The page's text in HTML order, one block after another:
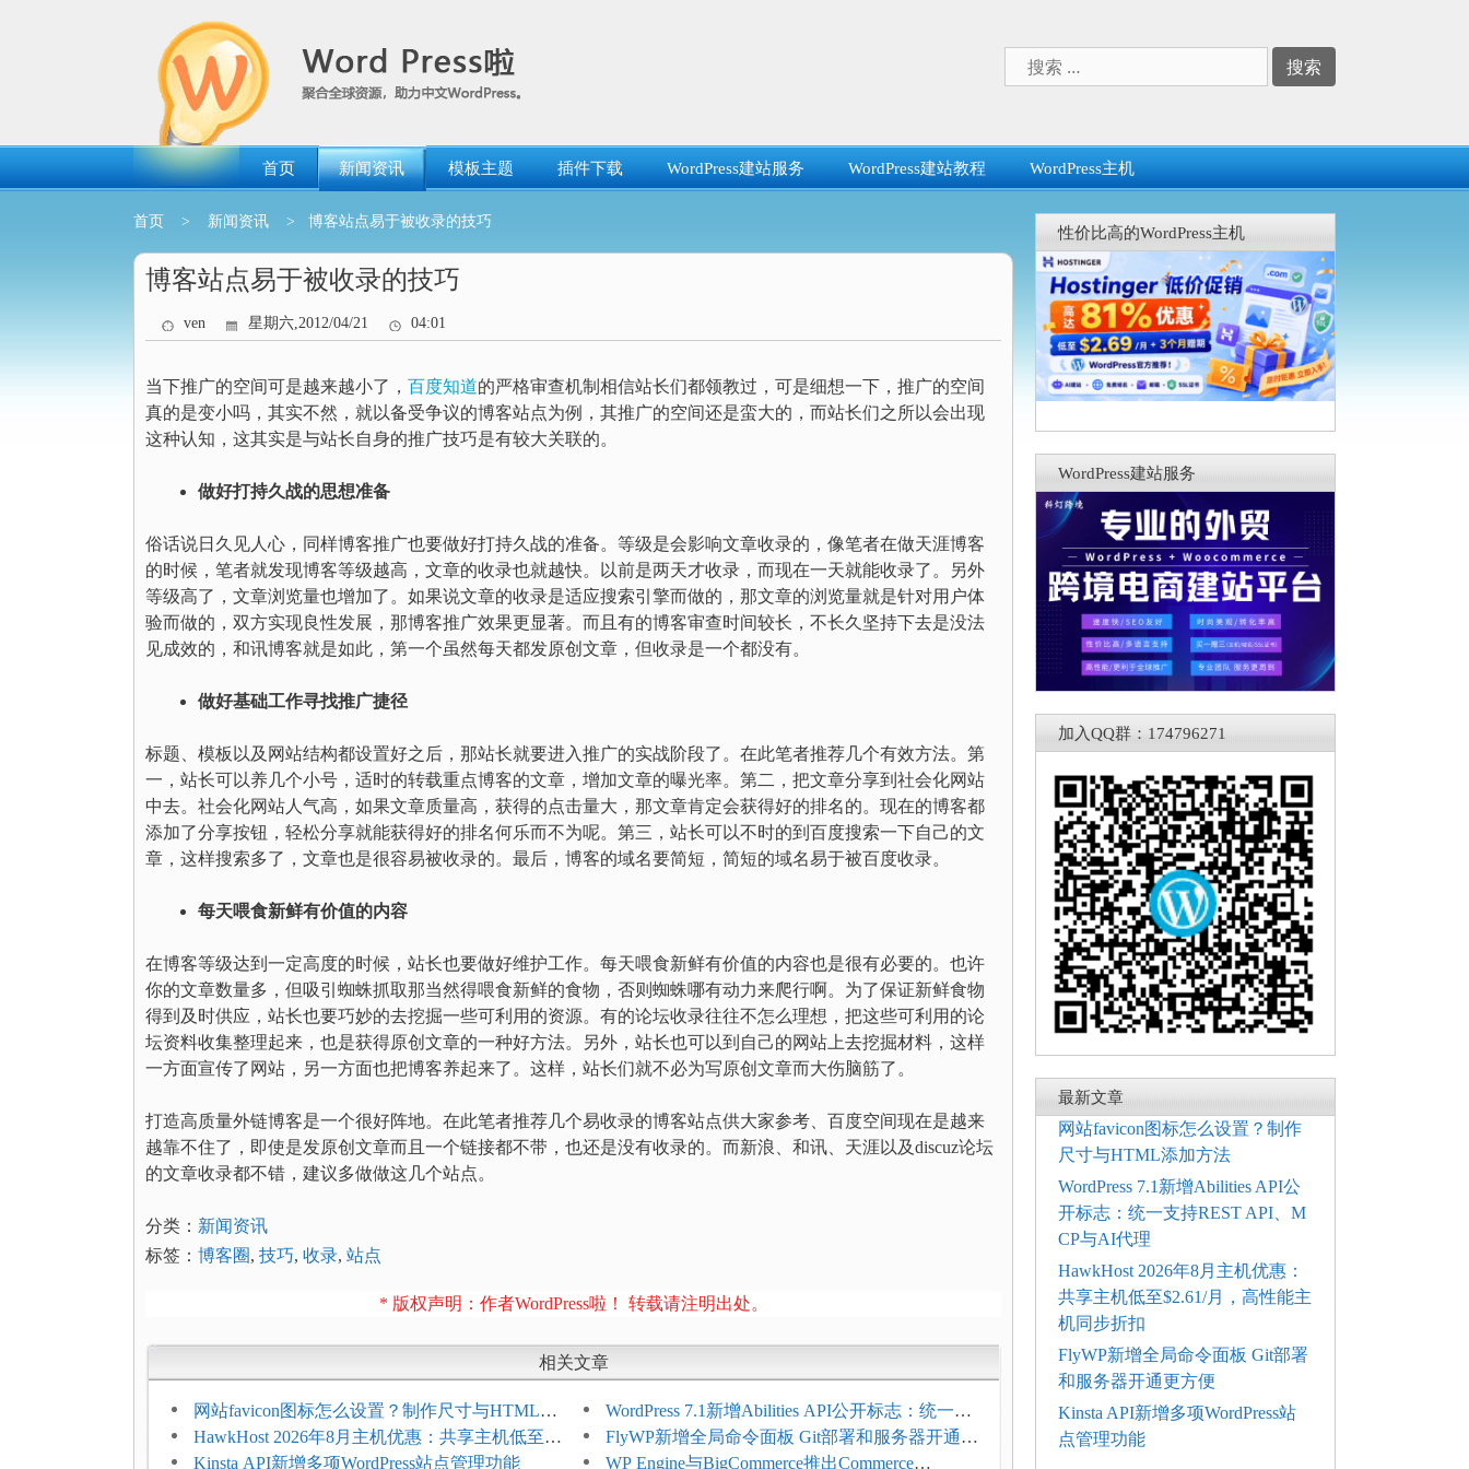
索：
首页 新闻资讯 模板主题 插件下载 WordPress建站服务 WordPress建站教程 WordPress主机
首页 > 新闻资讯 > 博客站点易于被收录的技巧
博客站点易于被收录的技巧
ven 星期六,2012/04/21 04:01
当下推广的空间可是越来越小了， 百度知道的严格审查机制相信站长们都领教过，可是细想一下，推广的空间
真的是变小吗，其实不然，就以备受争议的博客站点为例，其推广的空间还是蛮大的，而站长们之所以会出现
这种认知，这其实是与站长自身的推广技巧是有较大关联的。
做好打持久战的思想准备
俗话说日久见人心，同样博客推广也要做好打持久战的准备。等级是会影响文章收录的，像笔者在做天涯博客
的时候，笔者就发现博客等级越高，文章的收录也就越快。以前是两天才收录，而现在一天就能收录了。另外
等级高了，文章浏览量也增加了。如果说文章的收录是适应搜索引擎而做的，那文章的浏览量就是针对用户体
验而做的，双方实现良性发展，那博客推广效果更显著。而且有的博客审查时间较长，不长久坚持下去是没法
见成效的，和讯博客就是如此，第一个虽然每天都发原创文章，但收录是一个都没有。
做好基础工作寻找推广捷径
标题、模板以及网站结构都设置好之后，那站长就要进入推广的实战阶段了。在此笔者推荐几个有效方法。第
一，站长可以养几个小号，适时的转载重点博客的文章，增加文章的曝光率。第二，把文章分享到社会化网站
中去。社会化网站人气高，如果文章质量高，获得的点击量大，那文章肯定会获得好的排名的。现在的博客都
添加了分享按钮，轻松分享就能获得好的排名何乐而不为呢。第三，站长可以不时的到百度搜索一下自己的文
章，这样搜索多了，文章也是很容易被收录的。最后，博客的域名要简短，简短的域名易于被百度收录。
每天喂食新鲜有价值的内容
在博客等级达到一定高度的时候，站长也要做好维护工作。每天喂食新鲜有价值的内容也是很有必要的。也许
你的文章数量多，但吸引蜘蛛抓取那当然得喂食新鲜的食物，否则蜘蛛哪有动力来爬行啊。为了保证新鲜食物
得到及时供应，站长也要巧妙的去挖掘一些可利用的资源。有的论坛收录往往不怎么理想，把这些可利用的论
坛资料收集整理起来，也是获得原创文章的一种好方法。另外，站长也可以到自己的网站上去挖掘材料，这样
一方面宣传了网站，另一方面也把博客养起来了。这样，站长们就不必为写原创文章而大伤脑筋了。
打造高质量外链博客是一个很好阵地。在此笔者推荐几个易收录的博客站点供大家参考、百度空间现在是越来
越靠不住了，即使是发原创文章而且一个链接都不带，也还是没有收录的。而新浪、和讯、天涯以及discuz论坛
的文章收录都不错，建议多做做这几个站点。
分类： 新闻资讯
标签： 博客圈, 技巧, 收录, 站点
* 版权声明：作者WordPress啦！ 转载请注明出处。
相关文章
网站favicon图标怎么设置？制作尺寸与HTML添
加方法
WordPress 7.1新增Abilities API公开标志：统一支
持REST API、MCP与AI代理
HawkHost 2026年8月主机优惠：共享主机低至
$2.61/月，高性能主机同步折扣
FlyWP新增全局命令面板 Git部署和服务器开通更
方便
Kinsta API新增多项WordPress站点管理功能 WP Engine与BigCommerce推出Commerce
性价比高的WordPress主机
WordPress建站服务
加入QQ群：174796271
最新文章
网站favicon图标怎么设置？制作
尺寸与HTML添加方法
WordPress 7.1新增Abilities API公
开标志：统一支持REST API、M
CP与AI代理
HawkHost 2026年8月主机优惠：
共享主机低至$2.61/月，高性能主
机同步折扣
FlyWP新增全局命令面板 Git部署
和服务器开通更方便
Kinsta API新增多项WordPress站
点管理功能